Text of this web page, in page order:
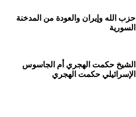
حزب الله وإيران والعودة من المدخنة
السورية
الشيخ حكمت الهجري أم الجاسوس
الإسرائيلي حكمت الهجري